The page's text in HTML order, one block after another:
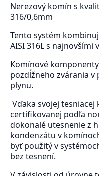
Nerezový komín s
316/0,6mm
Tento systém
AISI 316L s
Komínové
pozdĺžneho zvárania
plynu.
Vďaka svojej
certifikovanej podľa
dokonalé utesnenie z
kondenzátu v
byť použitý v
bez tesnení.